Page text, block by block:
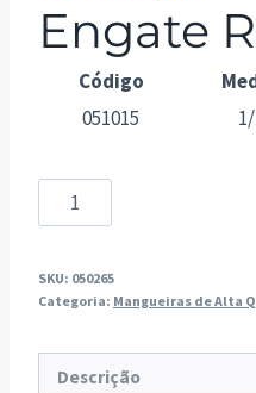
Engate
Código
051015
Engate
Rápido
quantidade
SKU: 050265
Categoria: Mangueiras de Alta
Descrição